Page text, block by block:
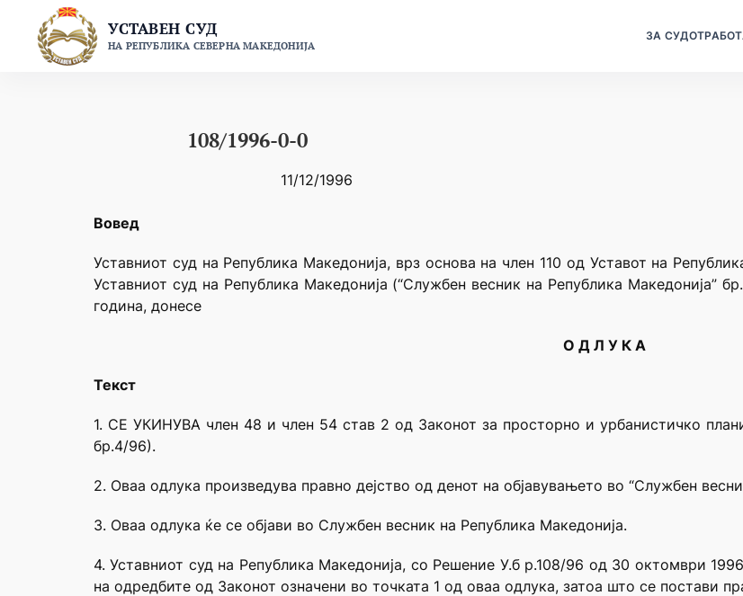
content
УСТАВЕН СУД
НА РЕПУБЛИКА СЕВЕРНА МАКЕДОНИЈА
ЗА СУДОТ
108/1996-0-0
11/12/1996
Вовед
Уставниот суд на Република Македонија, врз основа на член 110 од Уставот на
Уставниот суд на Република Македонија (“Службен весник на Република Македонија”
година, донесе
О Д Л У К А
Текст
1. СЕ УКИНУВА член 48 и член 54 став 2 од Законот за просторно и урбанистичко
бр.4/96).
2. Оваа одлука произведува правно дејство од денот на објавувањето во “Службен
3. Оваа одлука ќе се објави во Службен весник на Република Македонија.
4. Уставниот суд на Република Македонија, со Решение У.б р.108/96 од 30 октомври
на одредбите од Законот означени во точката 1 од оваа одлука, затоа што се постави